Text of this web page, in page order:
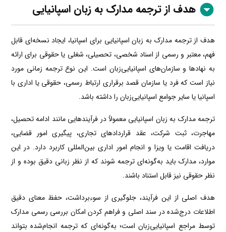
هدف از ترجمه مدارک به زبان اسپانیایی
هدف از ترجمه مدارک به زبان اسپانیایی برای اسپانیا، ایجاد نسخه‌ای قابل
فهم، معتبر و رسمی از اسناد شخصی، تحصیلی، شغلی یا حقوقی برای ارائه
به نهادها و سازمان‌های اسپانیایی‌زبان است. این نوع ترجمه زمانی مورد
نیاز است که فرد یا سازمان قصد برقراری ارتباط رسمی، حقوقی یا اداری با
اسپانیا یا سایر جوامع اسپانیایی‌زبان را داشته باشد.
ترجمه مدارک به زبان اسپانیایی معمولاً در فرآیندهایی مانند ادامه تحصیل،
مهاجرت، ثبت شرکت، عقد قراردادهای تجاری، پیگیری امور قضایی،
دریافت اقامت یا ویزا و انجام امور اداری بین‌المللی کاربرد دارد. در این
موارد، مدارک باید به‌گونه‌ای ترجمه شوند که از نظر زبانی دقیق بوده و از
نظر حقوقی نیز قابل استناد باشند.
هدف اصلی از این فرآیند، جلوگیری از سوءبرداشت، حفظ معنای دقیق
اطلاعات درج‌شده در سند اصلی و فراهم کردن امکان بررسی رسمی مدارک
توسط مراجع اسپانیایی‌زبان است؛ به‌گونه‌ای که ترجمه انجام‌شده بتواند